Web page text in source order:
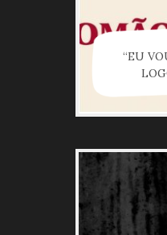
“EU